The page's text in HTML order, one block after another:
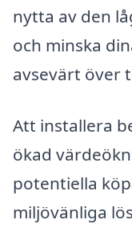
nytta av den
och minska
avsevärt över
Att installera
ökad
potentiella
miljövänliga